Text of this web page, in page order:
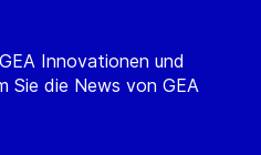
Innovationen und
Sie die News von GEA